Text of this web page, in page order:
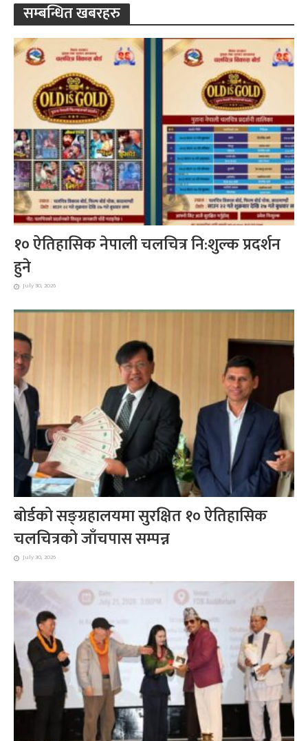
सम्बन्धित खबरहरु
१० ऐतिहासिक नेपाली चलचित्र नि:शुल्क प्रदर्शन
हुने
July 30, 2026
बोर्डको सङ्ग्रहालयमा सुरक्षित १० ऐतिहासिक
चलचित्रको जाँचपास सम्पन्न
July 30, 2026